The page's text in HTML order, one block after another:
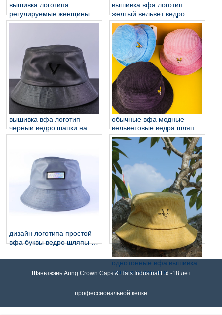
вышивка логотипа
регулируемые женщины
ведро шляпы на заказ
вышивка вфа логотип
желтый вельвет ведро
шапки на заказ
вышивка вфа логотип
черный ведро шапки на
заказ
обычные вфа модные
вельветовые ведра шляпы
дизайн логотипа
дизайн логотипа простой
вфа буквы ведро шляпы на
однотонные вфа вышивка
логотипа желтые
Шэньчжэнь Aung Crown Caps & Hats Industrial Ltd.-18 лет
профессиональной кепке